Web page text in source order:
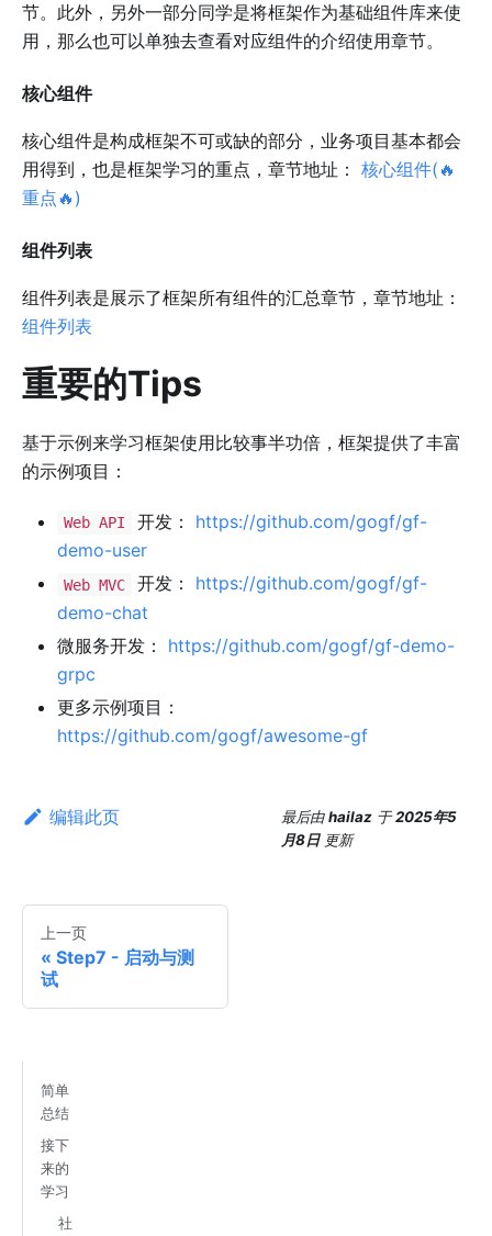
节。此外，另外一部分同学是将框架作为基础组件库来使
用，那么也可以单独去查看对应组件的介绍使用章节。
核心组件
核心组件是构成框架不可或缺的部分，业务项目基本都会
用得到，也是框架学习的重点，章节地址： 核心组件(🔥
重点🔥)
组件列表
组件列表是展示了框架所有组件的汇总章节，章节地址：
组件列表
重要的Tips
基于示例来学习框架使用比较事半功倍，框架提供了丰富
的示例项目：
Web API 开发： https://github.com/gogf/gf-
demo-user
Web MVC 开发： https://github.com/gogf/gf-
demo-chat
微服务开发： https://github.com/gogf/gf-demo-
grpc
更多示例项目：
https://github.com/gogf/awesome-gf
编辑此页 最后由hailaz 于2025年5
月8日 更新
上一页
Step7 - 启动与测
试
简单
总结
接下
来的
学习
社